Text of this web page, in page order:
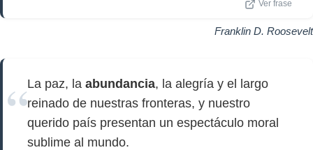
Ver frase
Franklin D. Roosevelt
La paz, la abundancia, la alegría y el largo
reinado de nuestras fronteras, y nuestro
querido país presentan un espectáculo moral
sublime al mundo.